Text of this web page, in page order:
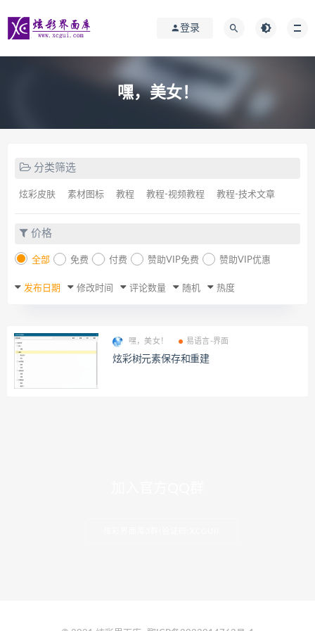
登录
嘿，美女！
分类筛选
炫彩皮肤 素材图标 教程 教程-视频教程 教程-技术文章
价格
全部 免费 付费 赞助VIP免费 赞助VIP优惠
发布日期 修改时间 评论数量 随机 热度
嘿，美女！ 易语言-界面
炫彩树元素保存和重建